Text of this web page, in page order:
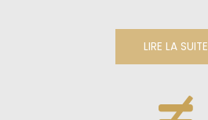
LIRE LA SUITE